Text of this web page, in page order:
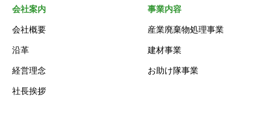
会社案内
会社概要
沿革
経営理念
社長挨拶
事業内容
産業廃棄物処理事業
建材事業
お助け隊事業